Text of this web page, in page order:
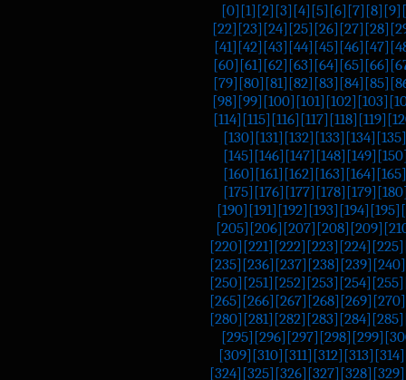
[0] [1] [2] [3] [4] [5] [6] [7] [8] [9]
[22] [23] [24] [25] [26] [27] [28]
[41] [42] [43] [44] [45] [46] [47]
[60] [61] [62] [63] [64] [65] [66]
[79] [80] [81] [82] [83] [84] [85]
[98] [99] [100] [101] [102] [103]
[114] [115] [116] [117] [118] [119]
[130] [131] [132] [133] [134] [135]
[145] [146] [147] [148] [149]
[160] [161] [162] [163] [164] [165]
[175] [176] [177] [178] [179]
[190] [191] [192] [193] [194] [195]
[205] [206] [207] [208] [209]
[220] [221] [222] [223] [224] [225]
[235] [236] [237] [238] [239] [240]
[250] [251] [252] [253] [254] [255]
[265] [266] [267] [268] [269] [270]
[280] [281] [282] [283] [284] [285]
[295] [296] [297] [298] [299]
[309] [310] [311] [312] [313] [314]
[324] [325] [326] [327] [328] [329]